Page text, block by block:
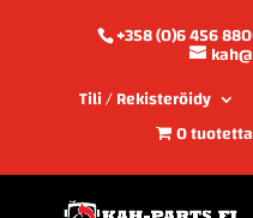
+358 (0)6 456
Tili / Rekisteröidy
0 tuotetta